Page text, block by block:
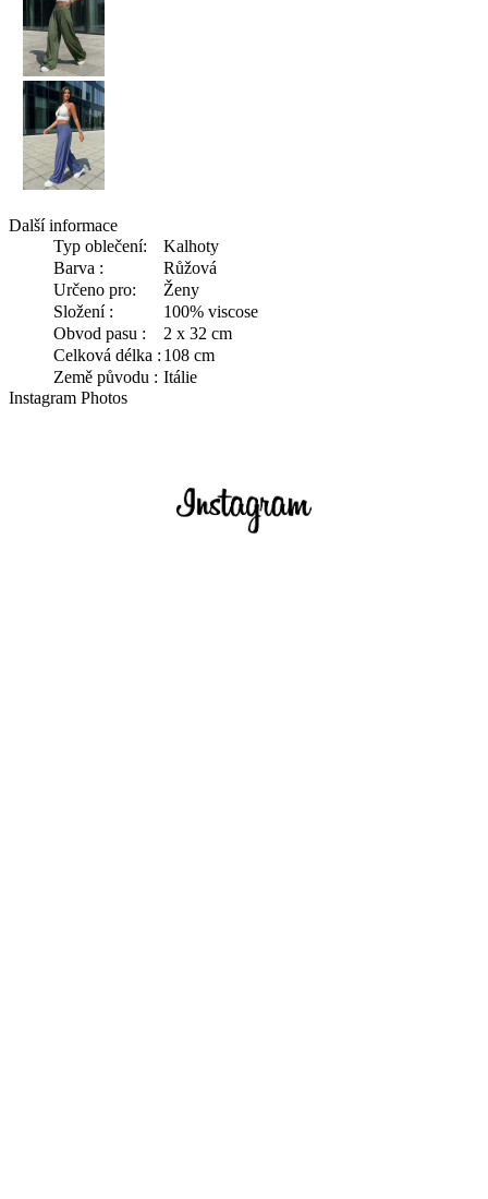
Další informace
Typ oblečení:
Kalhoty
Barva :
Růžová
Určeno pro:
Ženy
Složení :
100% viscose
Obvod pasu :
2 x 32 cm
Celková délka : 108 cm
Země původu : Itálie
Instagram Photos